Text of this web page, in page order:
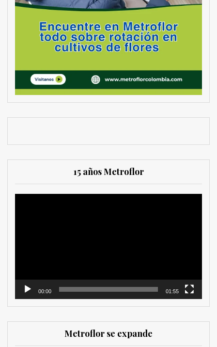
15 años Metroflor
00:00 01:55
Metroflor se expande